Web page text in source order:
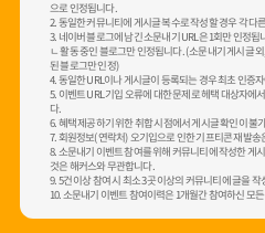
으로 인정됩니다.
2. 동일한 커뮤니티에 게시글 복수로 작성할 경우 각 다
3. 네이버 블로그에 남긴 소문내기 URL은 1회만 인정
ㄴ 활동 중인 블로그만 인정됩니다. (소문내기 게시글
된 블로그만 인정)
4. 동일한 URL이나 게시글이 등록되는 경우 최초 인증
5. 이벤트 URL 기입 오류에 대한 문제로 헤택 대상자에
다.
6. 혜택 제공하기 위한 취합 시점에서 게시글 확인이 불
7. 회원정보(연락처) 오기입으로 인한 기프티콘 재발송
8. 소문내기 이벤트 참여를 위해 커뮤니티에 작성한 게
것은 해커스와 무관합니다.
9. 5건 이상 참여 시 최소 3곳 이상의 커뮤니티에 글을
10. 소문내기 이벤트 참여이력은 1개월간 참여하신 모